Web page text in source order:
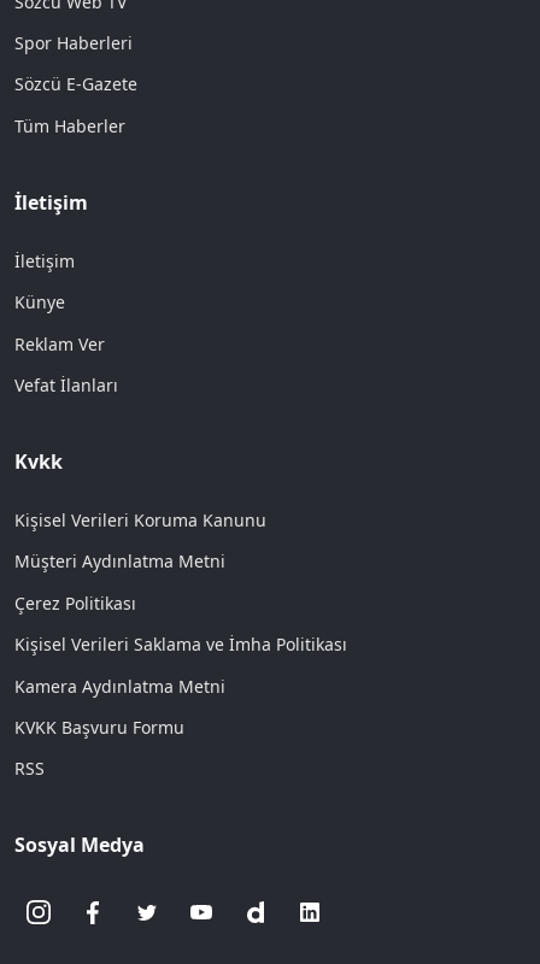
Spor Haberleri
Sözcü E-Gazete
Tüm Haberler
İletişim
İletişim
Künye
Reklam Ver
Vefat İlanları
Kvkk
Kişisel Verileri Koruma Kanunu
Müşteri Aydınlatma Metni
Çerez Politikası
Kişisel Verileri Saklama ve İmha Politikası
Kamera Aydınlatma Metni
KVKK Başvuru Formu
RSS
Sosyal Medya